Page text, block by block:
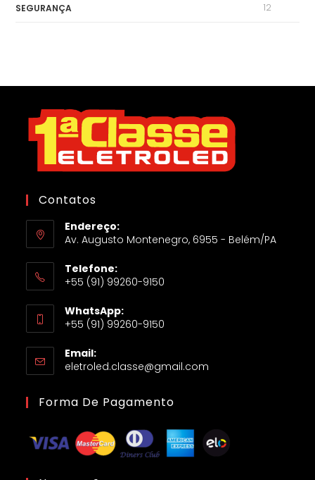
SEGURANÇA 12
Contatos
Endereço:
Av. Augusto Montenegro, 6955 - Belém/PA
Telefone:
+55 (91) 99260-9150
WhatsApp:
+55 (91) 99260-9150
Email:
eletroled.classe@gmail.com
Forma De Pagamento